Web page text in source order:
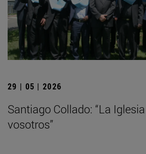
29 | 05 | 2026
Santiago Collado: “La
vosotros”